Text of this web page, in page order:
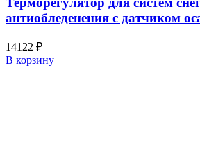
антиобледенения с датчиком
14122 ₽
В корзину